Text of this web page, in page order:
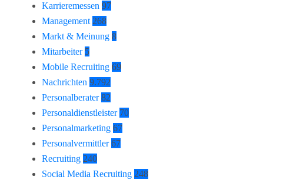
Karrieremessen 97
Management 268
Markt & Meinung 8
Mitarbeiter 5
Mobile Recruiting 69
Nachrichten 9.792
Personalberater 82
Personaldienstleister 70
Personalmarketing 67
Personalvermittler 67
Recruiting 240
Social Media Recruiting 248